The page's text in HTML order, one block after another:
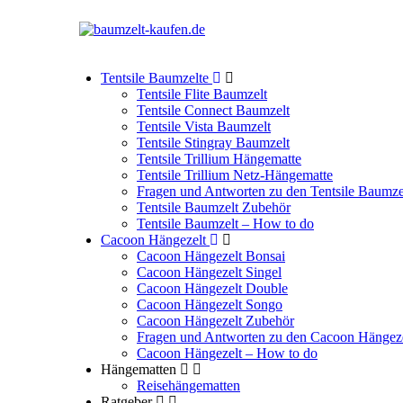
Tentsile Baumzelte
Tentsile Flite Baumzelt
Tentsile Connect Baumzelt
Tentsile Vista Baumzelt
Tentsile Stingray Baumzelt
Tentsile Trillium Hängematte
Tentsile Trillium Netz-Hängematte
Fragen und Antworten zu den Tentsile
Tentsile Baumzelt Zubehör
Tentsile Baumzelt – How to do
Cacoon Hängezelt
Cacoon Hängezelt Bonsai
Cacoon Hängezelt Singel
Cacoon Hängezelt Double
Cacoon Hängezelt Songo
Cacoon Hängezelt Zubehör
Fragen und Antworten zu den Cacoon
Cacoon Hängezelt – How to do
Hängematten
Reisehängematten